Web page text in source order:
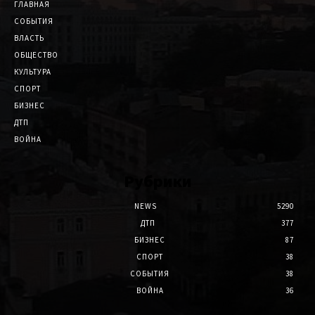
ГЛАВНАЯ
СОБЫТИЯ
ВЛАСТЬ
ОБЩЕСТВО
КУЛЬТУРА
СПОРТ
БИЗНЕС
ДТП
ВОЙНА
NEWS
5290
ДТП
377
БИЗНЕС
87
СПОРТ
38
СОБЫТИЯ
38
ВОЙНА
36